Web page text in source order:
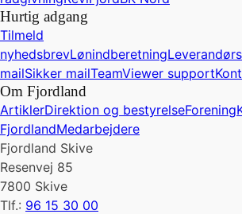
Hurtig adgang
Tilmeld
nyhedsbrevLønindberetning
mailSikker mailTeamViewer support
Om Fjordland
ArtiklerDirektion og bestyrelseForening
FjordlandMedarbejdere
Fjordland Skive
Resenvej 85
7800 Skive
Tlf.: 96 15 30 00